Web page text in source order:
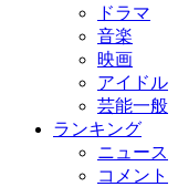
ドラマ
音楽
映画
アイドル
芸能一般
ランキング
ニュース
コメント